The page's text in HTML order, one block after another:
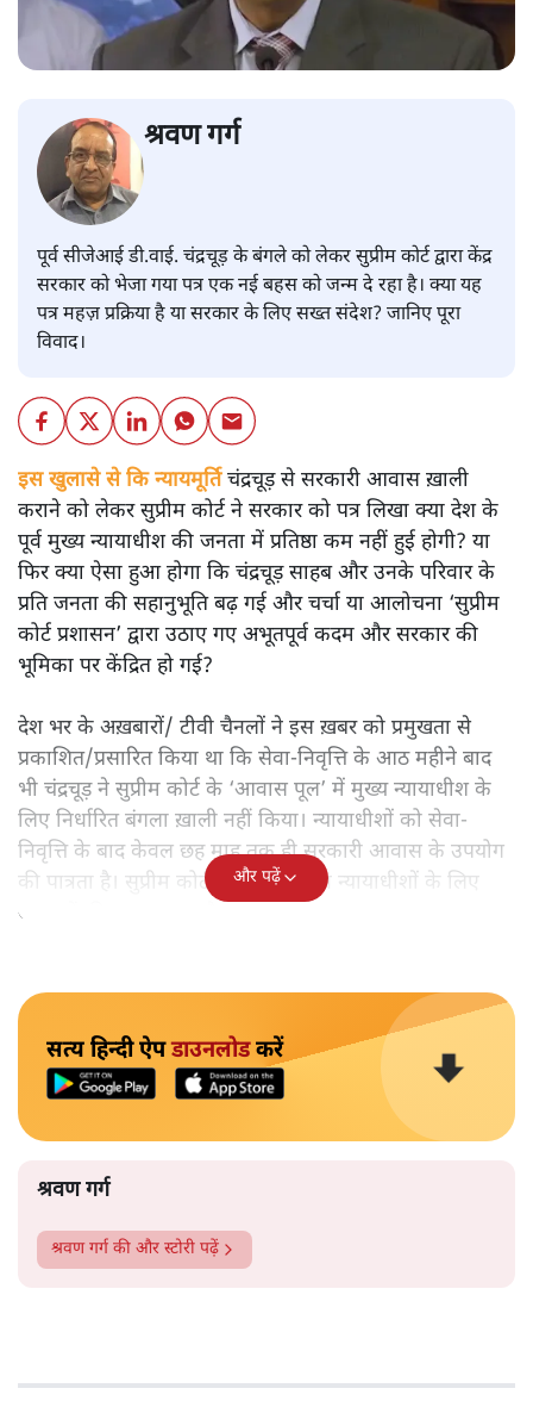
श्रवण गर्ग
पूर्व सीजेआई डी.वाई. चंद्रचूड़ के बंगले को लेकर सुप्रीम कोर्ट द्वारा केंद्र
सरकार को भेजा गया पत्र एक नई बहस को जन्म दे रहा है। क्या यह
पत्र महज़ प्रक्रिया है या सरकार के लिए सख्त संदेश? जानिए पूरा
विवाद।
इस खुलासे से कि न्यायमूर्ति चंद्रचूड़ से सरकारी आवास ख़ाली
कराने को लेकर सुप्रीम कोर्ट ने सरकार को पत्र लिखा क्या देश के
पूर्व मुख्य न्यायाधीश की जनता में प्रतिष्ठा कम नहीं हुई होगी? या
फिर क्या ऐसा हुआ होगा कि चंद्रचूड़ साहब और उनके परिवार के
प्रति जनता की सहानुभूति बढ़ गई और चर्चा या आलोचना ‘सुप्रीम
कोर्ट प्रशासन’ द्वारा उठाए गए अभूतपूर्व कदम और सरकार की
भूमिका पर केंद्रित हो गई?
देश भर के अख़बारों/ टीवी चैनलों ने इस ख़बर को प्रमुखता से
प्रकाशित/प्रसारित किया था कि सेवा-निवृत्ति के आठ महीने बाद
भी चंद्रचूड़ ने सुप्रीम कोर्ट के ‘आवास पूल’ में मुख्य न्यायाधीश के
लिए निर्धारित बंगला ख़ाली नहीं किया। न्यायाधीशों को सेवा-
निवृत्ति के बाद केवल छह माह तक ही सरकारी आवास के उपयोग
की पात्रता है। सुप्रीम कोर्ट को चार वर्तमान न्यायाधीशों के लिए
आवासों की आवश्यकता है।
और पढ़ें
सत्य हिन्दी ऐपडाउनलोडकरें
श्रवण गर्ग
श्रवण गर्ग की और स्टोरी पढ़ें